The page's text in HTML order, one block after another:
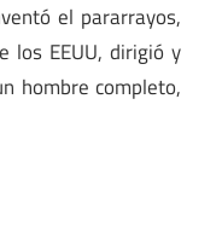
el pararrayos,
los EEUU, dirigió y
hombre completo,